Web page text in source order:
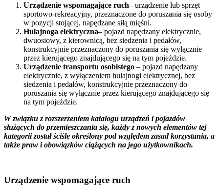
Urządzenie wspomagające ruch– urządzenie lub sprzęt
sportowo-rekreacyjny, przeznaczone do poruszania się osoby
w pozycji stojącej, napędzane siłą mięśni.
Hulajnoga elektryczna– pojazd napędzany elektrycznie,
dwuosiowy, z kierownicą, bez siedzenia i pedałów,
konstrukcyjnie przeznaczony do poruszania się wyłącznie
przez kierującego znajdującego się na tym pojeździe.
Urządzenie transportu osobistego – pojazd napędzany
elektrycznie, z wyłączeniem hulajnogi elektrycznej, bez
siedzenia i pedałów, konstrukcyjnie przeznaczony do
poruszania się wyłącznie przez kierującego znajdującego się
na tym pojeździe.
W związku z rozszerzeniem katalogu urządzeń i pojazdów
służących do przemieszczania się, każdy z nowych elementów tej
kategorii został ściśle określony pod względem zasad korzystania, a
także praw i obowiązków ciążących na jego użytkownikach.
Urządzenie wspomagające ruch